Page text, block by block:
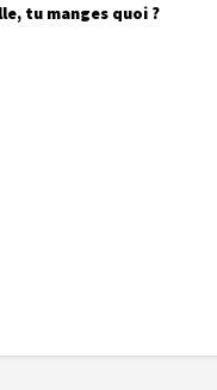
tu manges quoi ?